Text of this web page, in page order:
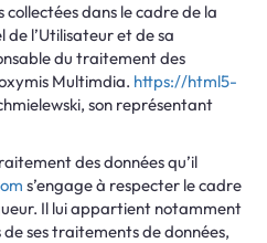
collectées dans le cadre de la
l’Utilisateur et de sa
du traitement des
Multimdia. https://html5-
son représentant
des données qu’il
s’engage à respecter le cadre
Il lui appartient notamment
ses traitements de données,